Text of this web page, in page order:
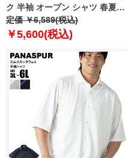
ク 半袖 オープン シャツ 春夏新
作 66-47476-2
定価 ￥6,589(税込)
￥5,600(税込)